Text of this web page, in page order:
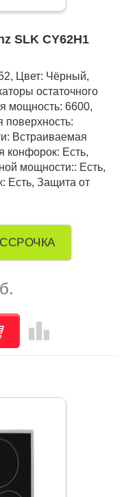
SLK СY62H1
Цвет: Чёрный,
остаточного
мощность: 6600,
Встраиваемая
конфорок: Есть,
мощности:: Есть,
Есть, Защита от
leaderboard